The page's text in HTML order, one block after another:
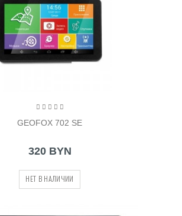
GEOFOX 702 SE
320 BYN
НЕТ В НАЛИЧИИ